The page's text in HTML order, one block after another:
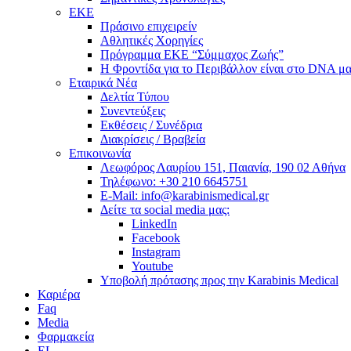
ΕΚΕ
Πράσινο επιχειρείν
Αθλητικές Χορηγίες
Πρόγραμμα ΕΚΕ “Σύμμαχος Ζωής”
Η Φροντίδα για το Περιβάλλον είναι στο DNA
Εταιρικά Νέα
Δελτία Τύπου
Συνεντεύξεις
Εκθέσεις / Συνέδρια
Διακρίσεις / Βραβεία
Επικοινωνία
Λεωφόρος Λαυρίου 151, Παιανία, 190 02 Αθήνα
Τηλέφωνο: +30 210 6645751
E-Mail: info@karabinismedical.gr
Δείτε τα social media μας:
LinkedIn
Facebook
Instagram
Youtube
Υποβολή πρότασης προς την Karabinis Medical
Καριέρα
Faq
Media
Φαρμακεία